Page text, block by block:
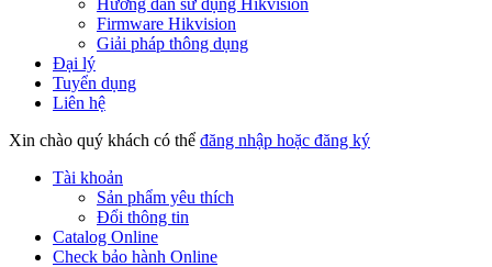
Hướng dẫn sử dụng Hikvision
Firmware Hikvision
Giải pháp thông dụng
Đại lý
Tuyển dụng
Liên hệ
Xin chào quý khách có thể đăng nhập hoặc đăng ký
Tài khoản
Sản phẩm yêu thích
Đổi thông tin
Catalog Online
Check bảo hành Online